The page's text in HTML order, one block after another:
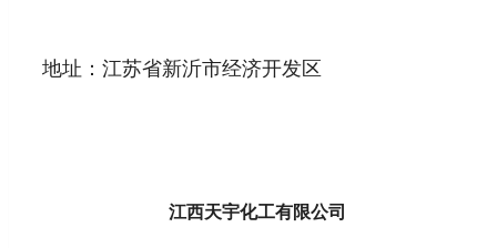
地址：江苏省新沂市经济开发区
江西天宇化工有限公司